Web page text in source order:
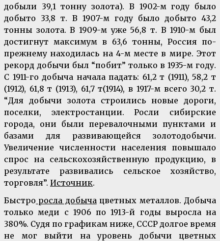
добыли 39,1 тонну золота). В 1902-м году было
добыто 33,8 т. В 1907-м году было добыто 43,2
тонны золота. В 1909-м уже 56,8 т. В 1910-м был
достигнут максимум в 63,6 тонны, Россия по-
прежнему находилась на 4-м месте в мире. Этот
рекорд добычи был “побит” только в 1935-м году.
С 1911-го добыча начала падать: 61,2 т (1911), 58,2 т
(1912), 61,8 т (1913), 61,7 т(1914), в 1917-м всего 30,2 т.
“Для добычи золота строились новые дороги,
поселки, электростанции. Росли сибирские
города, они были перевалочными пунктами и
базами для развивающейся золотодобычи.
Увеличение численности населения повышало
спрос на сельскохозяйственную продукцию, в
результате развивались сельское хозяйство,
торговля”. Источник.
Быстро росла добыча цветных металлов. Добыча
только меди с 1906 по 1913-й годы выросла на
380%. Судя по графикам ниже, СССР долгое время
не мог выйти на уровень добычи цветных